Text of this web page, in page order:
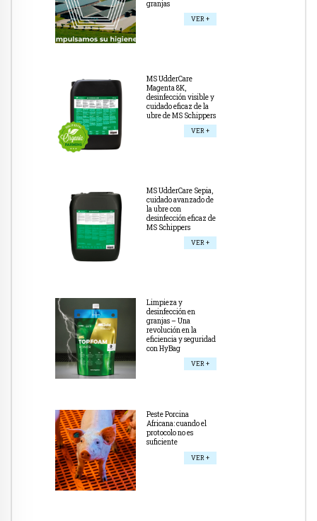
granjas
VER +
MS UdderCare
Magenta 8K,
desinfección visible y
cuidado eficaz de la
ubre de MS Schippers
VER +
MS UdderCare Sepia,
cuidado avanzado de
la ubre con
desinfección eficaz de
MS Schippers
VER +
Limpieza y
desinfección en
granjas – Una
revolución en la
eficiencia y seguridad
con HyBag
VER +
Peste Porcina
Africana: cuando el
protocolo no es
suficiente
VER +